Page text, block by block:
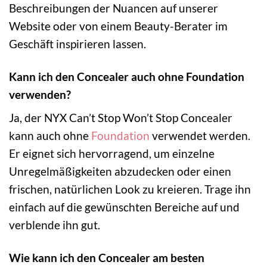
Beschreibungen der Nuancen auf unserer
Website oder von einem Beauty-Berater im
Geschäft inspirieren lassen.
Kann ich den Concealer auch ohne Foundation
verwenden?
Ja, der NYX Can’t Stop Won’t Stop Concealer
kann auch ohne Foundation verwendet werden.
Er eignet sich hervorragend, um einzelne
Unregelmäßigkeiten abzudecken oder einen
frischen, natürlichen Look zu kreieren. Trage ihn
einfach auf die gewünschten Bereiche auf und
verblende ihn gut.
Wie kann ich den Concealer am besten